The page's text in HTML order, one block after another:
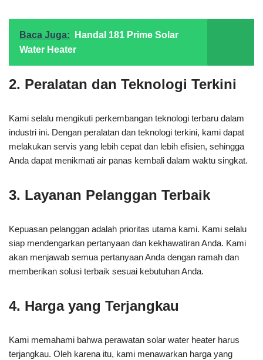
Baca Juga:
Handal 181 Prime Solar
Water Heater
2. Peralatan dan Teknologi Terkini
Kami selalu mengikuti perkembangan teknologi terbaru dalam
industri ini. Dengan peralatan dan teknologi terkini, kami dapat
melakukan servis yang lebih cepat dan lebih efisien, sehingga
Anda dapat menikmati air panas kembali dalam waktu singkat.
3. Layanan Pelanggan Terbaik
Kepuasan pelanggan adalah prioritas utama kami. Kami selalu
siap mendengarkan pertanyaan dan kekhawatiran Anda. Kami
akan menjawab semua pertanyaan Anda dengan ramah dan
memberikan solusi terbaik sesuai kebutuhan Anda.
4. Harga yang Terjangkau
Kami memahami bahwa perawatan solar water heater harus
terjangkau. Oleh karena itu, kami menawarkan harga yang